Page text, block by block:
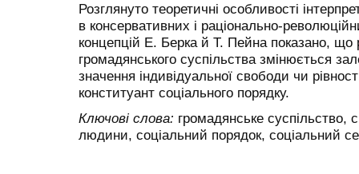
Розглянуто теоретичні особливості
в консервативних і раціонально-
концепцій Е. Берка й Т. Пейна показано, що
громадянського суспільства змінюється
значення індивідуальної свободи чи
конституант соціального порядку.
Ключові слова: громадянське суспільство,
людини, соціальний порядок, соціальний